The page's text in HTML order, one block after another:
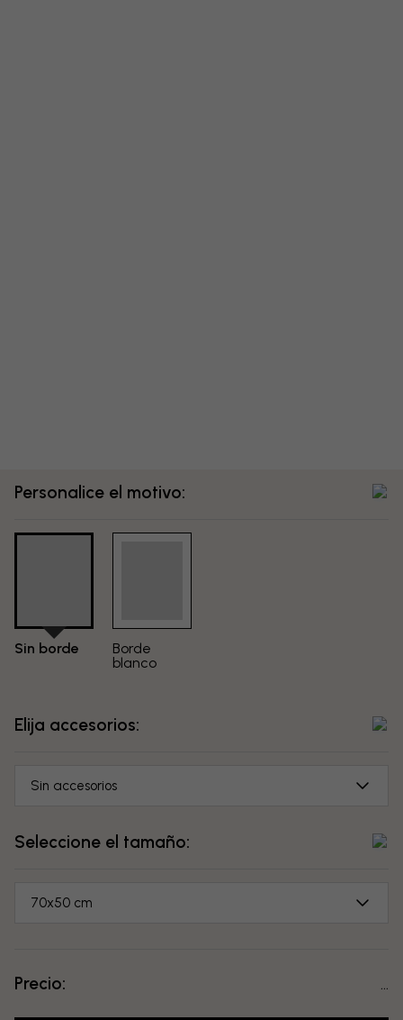
Personalice el motivo:
Sin borde
Borde
blanco
Elija accesorios:
Sin accesorios
Seleccione el tamaño:
70x50 cm
Precio: